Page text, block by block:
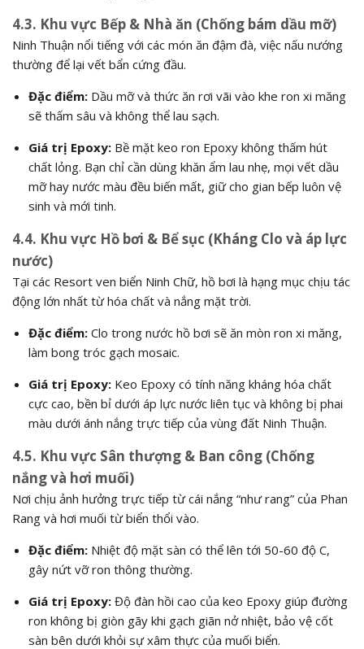
4.3. Khu vực Bếp & Nhà ăn (Chống bám dầu mỡ)
Ninh Thuận nổi tiếng với các món ăn đậm đà, việc nấu nướng
thường để lại vết bẩn cứng đầu.
Đặc điểm:Dầu mỡ và thức ăn rơi vãi vào khe ron xi măng
sẽ thấm sâu và không thể lau sạch.
Giá trị Epoxy:Bề mặt keo ron Epoxy không thấm hút
chất lỏng. Bạn chỉ cần dùng khăn ẩm lau nhẹ, mọi vết dầu
mỡ hay nước màu đều biến mất, giữ cho gian bếp luôn vệ
sinh và mới tinh.
4.4. Khu vực Hồ bơi & Bể sục (Kháng Clo và áp lực
nước)
Tại các Resort ven biển Ninh Chữ, hồ bơi là hạng mục chịu tác
động lớn nhất từ hóa chất và nắng mặt trời.
Đặc điểm:Clo trong nước hồ bơi sẽ ăn mòn ron xi măng,
làm bong tróc gạch mosaic.
Giá trị Epoxy:Keo Epoxy có tính năng kháng hóa chất
cực cao, bền bỉ dưới áp lực nước liên tục và không bị phai
màu dưới ánh nắng trực tiếp của vùng đất Ninh Thuận.
4.5. Khu vực Sân thượng & Ban công (Chống
nắng và hơi muối)
Nơi chịu ảnh hưởng trực tiếp từ cái nắng “như rang” của Phan
Rang và hơi muối từ biển thổi vào.
Đặc điểm:Nhiệt độ mặt sàn có thể lên tới 50-60 độ C,
gây nứt vỡ ron thông thường.
Giá trị Epoxy:Độ đàn hồi cao của keo Epoxy giúp đường
ron không bị giòn gãy khi gạch giãn nở nhiệt, bảo vệ cốt
sàn bên dưới khỏi sự xâm thực của muối biển.